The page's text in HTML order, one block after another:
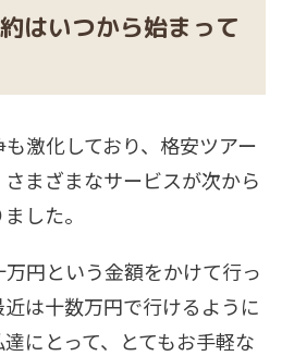
はいつから始まって
激化しており、格安ツアー
まざまなサービスが次から
した。
円という金額をかけて行っ
は十数万円で行けるように
にとって、とてもお手軽な